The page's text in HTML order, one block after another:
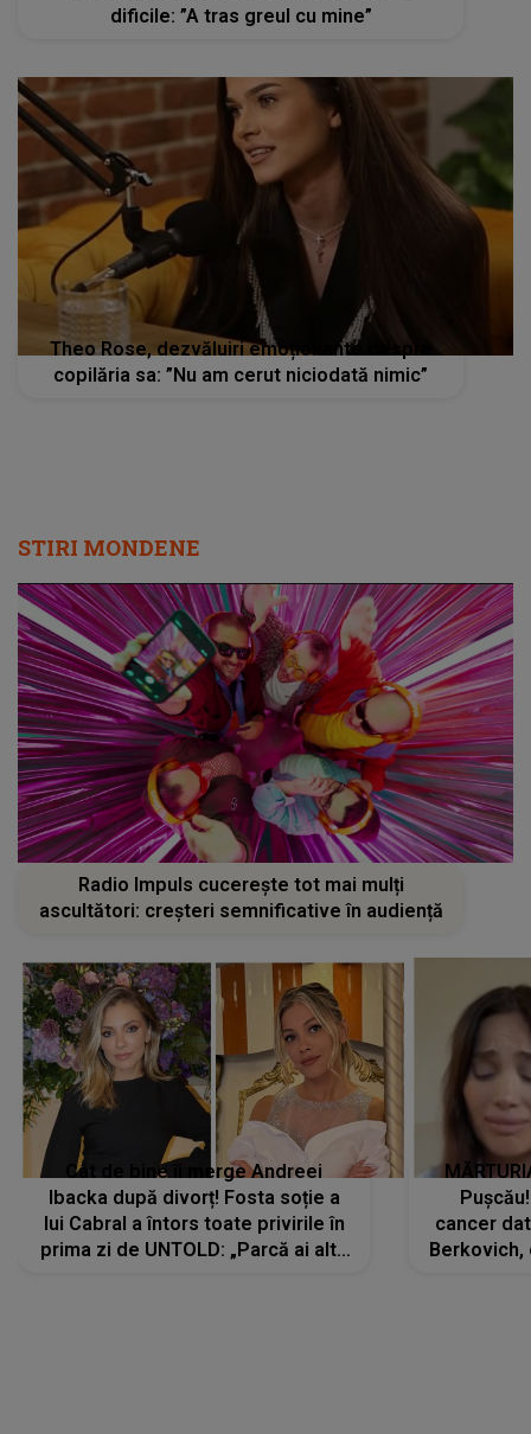
dificile: ”A tras greul cu mine”
Theo Rose, dezvăluiri emoționante despre
copilăria sa: ”Nu am cerut niciodată nimic”
STIRI MONDENE
Radio Impuls cucerește tot mai mulți
ascultători: creșteri semnificative în audiență
Cât de bine îi merge Andreei
Ibacka după divorț! Fosta soție a
lui Cabral a întors toate privirile în
prima zi de UNTOLD: „Parcă ai altă
cancer
Berkovich,